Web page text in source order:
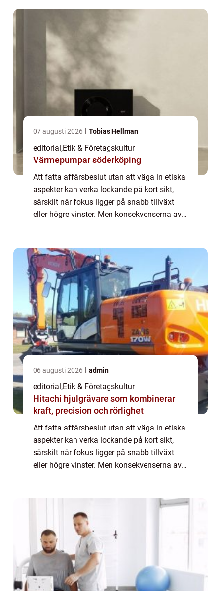
07 augusti 2026 Tobias Hellman
editorial ,Etik & Företagskultur
Värmepumpar söderköping
Att fatta affärsbeslut utan att väga in etiska
aspekter kan verka lockande på kort sikt,
särskilt när fokus ligger på snabb tillväxt
eller högre vinster. Men konsekvenserna av
06 augusti 2026 admin
editorial ,Etik & Företagskultur
Hitachi hjulgrävare som kombinerar
kraft, precision och rörlighet
Att fatta affärsbeslut utan att väga in etiska
aspekter kan verka lockande på kort sikt,
särskilt när fokus ligger på snabb tillväxt
eller högre vinster. Men konsekvenserna av